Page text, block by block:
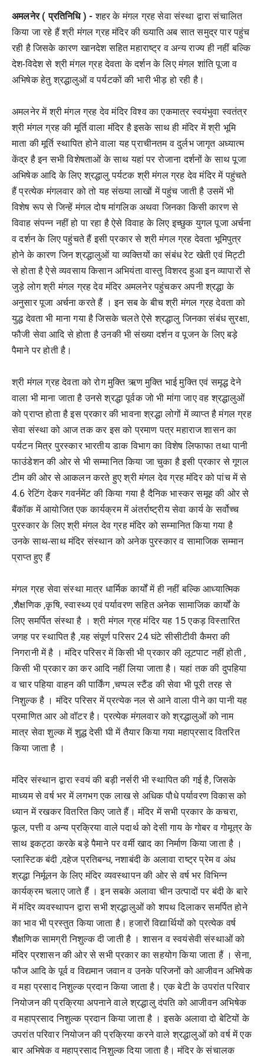
अमलनेर ( प्रतिनिधि ) -शहर के मंगल ग्रह सेवा संस्था द्वारा संचालित
किया जा रहे हैं श्री मंगल ग्रह मंदिर की ख्याति अब सात समुद्र पार पहुंच
रही है जिसके कारण खानदेश सहित महाराष्ट्र व अन्य राज्य ही नहीं बल्कि
देश-विदेश से श्री मंगल ग्रह देवता के दर्शन के लिए मंगल शांति पूजा व
अभिषेक हेतु श्रद्धालुओं व पर्यटकों की भारी भीड़ हो रही है।
अमलनेर में श्री मंगल ग्रह देव मंदिर विश्व का एकमात्र स्वयंभुवा स्वतंत्र
श्री मंगल ग्रह की मूर्ति वाला मंदिर है इसके साथ ही मंदिर में श्री भूमि
माता की मूर्ति स्थापित होने वाला यह प्राचीनतम व दुर्लभ जागृत अध्यात्म
केंद्र है इन सभी विशेषताओं के साथ यहां पर रोजाना दर्शनों के साथ पूजा
अभिषेक आदि के लिए श्रद्धालु पर्यटक श्री मंगल ग्रह देव मंदिर में पहुंचते
हैं प्रत्येक मंगलवार को तो यह संख्या लाखों में पहुंच जाती है उसमें भी
विशेष रूप से जिन्हें मंगल दोष मांगलिक अथवा जिनका किसी कारण से
विवाह संपन्न नहीं हो पा रहा है ऐसे विवाह के लिए इच्छुक युगल पूजा अर्चना
व दर्शन के लिए पहुंचते हैं इसी प्रकार से श्री मंगल ग्रह देवता भूमिपुत्र
होने के कारण जिन श्रद्धालुओं या व्यक्तियों का संबंध रेट खेती एवं मिट्टी
से होता है ऐसे व्यवसाय किसान अभियंता वास्तु विशरद हुआ इन व्यापारों से
जुड़े लोग श्री मंगल ग्रह देव मंदिर अमलनेर पहुंचकर अपनी श्रद्धा के
अनुसार पूजा अर्चना करते हैं । इन सब के बीच श्री मंगल ग्रह देवता को
युद्ध देवता भी माना गया है जिसके चलते ऐसे श्रद्धालु जिनका संबंध सुरक्षा,
फौजी सेवा आदि से होता है उनकी भी संख्या दर्शन व पूजन के लिए बड़े
पैमाने पर होती है।
श्री मंगल ग्रह देवता को रोग मुक्ति ऋण मुक्ति भाई मुक्ति एवं समृद्ध देने
वाला भी माना जाता है उनसे श्रद्धा पूर्वक जो भी मांगा जाए वह श्रद्धालुओं
को प्राप्त होता है इस प्रकार की भावना श्रद्धा लोगों में व्याप्त है मंगल ग्रह
सेवा संस्था को आज तक कर इस को प्रमाण पत्र महाराज शासन का
पर्यटन मित्र पुरस्कार भारतीय डाक विभाग का विशेष लिफाफा तथा पानी
फाउंडेशन की ओर से भी सम्मानित किया जा चुका है इसी प्रकार से गूगल
टीम की ओर से आकलन करते हुए श्री मंगल देव ग्रह मंदिर को पांच में से
4.6 रेटिंग देकर गवर्नमेंट की किया गया है दैनिक भास्कर समूह की ओर से
बैंकॉक में आयोजित एक कार्यक्रम में अंतर्राष्ट्रीय सेवा कार्य के सर्वोच्च
पुरस्कार के लिए श्री मंगल देव ग्रह मंदिर को सम्मानित किया गया है
उनके साथ-साथ मंदिर संस्थान को अनेक पुरस्कार व सामाजिक सम्मान
प्राप्त हुए हैं
मंगल ग्रह सेवा संस्था मात्र धार्मिक कार्यों में ही नहीं बल्कि आध्यात्मिक
,शैक्षणिक ,कृषि, स्वास्थ्य एवं पर्यावरण सहित अनेक सामाजिक कार्यों के
लिए समर्पित संस्था है । श्री मंगल ग्रह मंदिर यह 15 एकड़ विस्तारित
जगह पर स्थापित है ,यह संपूर्ण परिसर 24 घंटे सीसीटीवी कैमरा की
निगरानी में है । मंदिर परिसर में किसी भी प्रकार की लूटपाट नहीं होती ,
किसी भी प्रकार का कर आदि नहीं लिया जाता है। यहां तक की दुपहिया
व चार पहिया वाहन की पार्किंग ,चप्पल स्टैंड की सेवा भी पूरी तरह से
निशुल्क है । मंदिर परिसर में प्रत्येक नल से आने वाला पीने का पानी यह
प्रमाणित आर ओ वॉटर है। प्रत्येक मंगलवार को श्रद्धालुओं को नाम
मात्र सेवा शुल्क में शुद्ध देसी घी में तैयार किया गया महाप्रसाद वितरित
किया जाता है ।
मंदिर संस्थान द्वारा स्वयं की बड़ी नर्सरी भी स्थापित की गई है, जिसके
माध्यम से वर्ष भर में लगभग एक लाख से अधिक पौधे पर्यावरण विकास को
ध्यान में रखकर वितरित किए जाते हैं। मंदिर में सभी प्रकार के कचरा,
फूल, पत्ती व अन्य प्रक्रिया वाले पदार्थ को देसी गाय के गोबर व गोमूत्र के
साथ इकट्ठा करके बड़े पैमाने पर वर्मी खाद का निर्माण किया जाता है ।
प्लास्टिक बंदी ,दहेज प्रतिबन्ध, नशाबंदी के अलावा राष्ट्र प्रेम व अंध
श्रद्धा निर्मूलन के लिए मंदिर व्यवस्थापन की ओर से वर्ष भर विभिन्न
कार्यक्रम चलाए जाते हैं । इन सबके अलावा चीन उत्पादों पर बंदी के बारे
में मंदिर व्यवस्थापन द्वारा सभी श्रद्धालुओं को शपथ दिलाकर समर्पित होने
का भाव भी प्रस्तुत किया जाता है। हजारों विद्यार्थियों को प्रत्येक वर्ष
शैक्षणिक सामग्री निशुल्क दी जाती है । शासन व स्वयंसेवी संस्थाओं को
मंदिर प्रशासन की ओर से सभी प्रकार का सहयोग किया जाता हैं । सेना,
फौज आदि के पूर्व व विद्यमान जवान व उनके परिजनों को आजीवन अभिषेक
व महा प्रसाद निशुल्क प्रदान किया जाता है। एक बेटी के उपरांत परिवार
नियोजन की प्रक्रिया अपनाने वाले श्रद्धालु दंपति को आजीवन अभिषेक
व महाप्रसाद निशुल्क प्रदान किया जाता है । इसके अलावा दो बेटियों के
उपरांत परिवार नियोजन की प्रक्रिया करने वाले श्रद्धालुओं को वर्ष में एक
बार अभिषेक व महाप्रसाद निशुल्क दिया जाता है। मंदिर के संचालक